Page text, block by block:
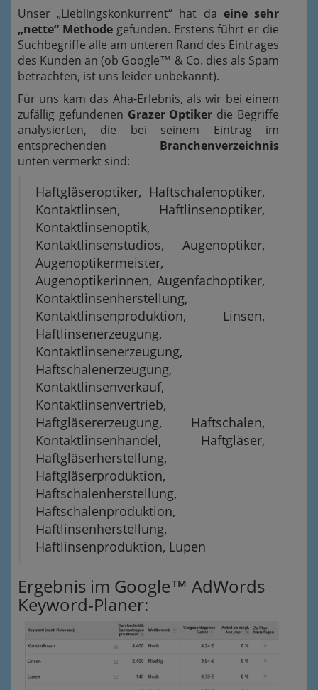
Unser „Lieblingskonkurrent“ hat da eine sehr
„nette“ Methodegefunden. Erstens führt er die
Suchbegriffe alle am unteren Rand des Eintrages
des Kunden an (ob Google™ & Co. dies als Spam
betrachten, ist uns leider unbekannt).
Für uns kam das Aha-Erlebnis, als wir bei einem
zufällig gefundenen Grazer Optiker die Begriffe
analysierten, die bei seinem Eintrag im
entsprechenden Branchenverzeichnis
unten vermerkt sind:
Haftgläseroptiker, Haftschalenoptiker,
Kontaktlinsen, Haftlinsenoptiker,
Kontaktlinsenoptik,
Kontaktlinsenstudios, Augenoptiker,
Augenoptikermeister,
Augenoptikerinnen, Augenfachoptiker,
Kontaktlinsenherstellung,
Kontaktlinsenproduktion, Linsen,
Haftlinsenerzeugung,
Kontaktlinsenerzeugung,
Haftschalenerzeugung,
Kontaktlinsenverkauf,
Kontaktlinsenvertrieb,
Haftgläsererzeugung, Haftschalen,
Kontaktlinsenhandel, Haftgläser,
Haftgläserherstellung,
Haftgläserproduktion,
Haftschalenherstellung,
Haftschalenproduktion,
Haftlinsenherstellung,
Haftlinsenproduktion, Lupen
Ergebnis im Google™ AdWords
Keyword-Planer: